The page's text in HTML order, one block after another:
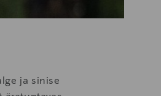
ja sinise